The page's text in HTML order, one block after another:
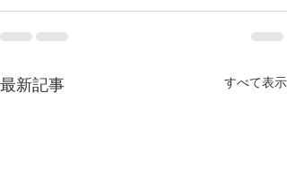
最新記事 すべて表示